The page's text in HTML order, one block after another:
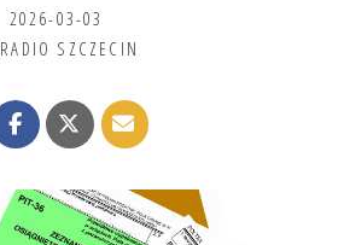
2026-03-03
RADIO SZCZECIN